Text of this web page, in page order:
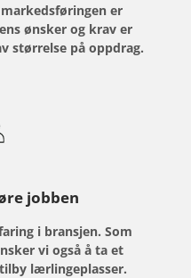
er
ønsker og krav er
størrelse på oppdrag.
jobben
i bransjen. Som
vi også å ta et
lærlingeplasser.